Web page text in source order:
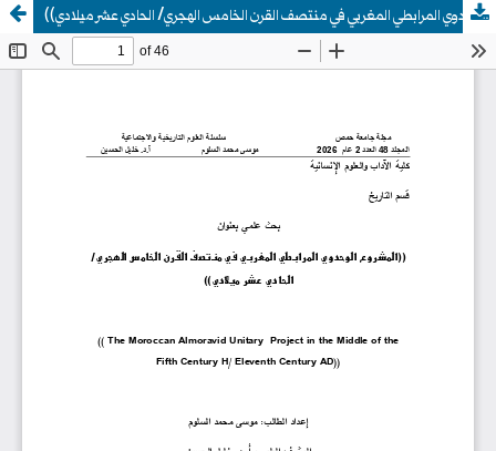
((المشروع الوحدوي المرابطي المغربي في منتصف القرن الخامس الهجري/ الحادي عشر ميلادي))